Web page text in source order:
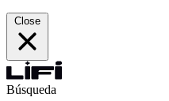
Close
Búsqueda